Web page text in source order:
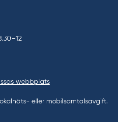
webbplats
eller mobilsamtalsavgift.